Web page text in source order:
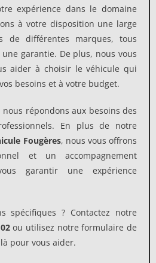
expérience dans le domaine
à votre disposition une large
de différentes marques, tous
garantie. De plus, nous vous
aider à choisir le véhicule qui
besoins et à votre budget.
nous répondons aux besoins des
En plus de notre
Fougères, nous vous offrons
et un accompagnement
garantir une expérience
spécifiques ? Contactez notre
ou utilisez notre formulaire de
pour vous aider.